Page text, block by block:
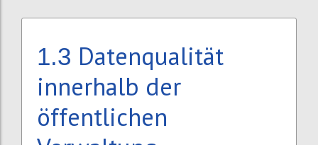
1.3 Datenqualität
innerhalb der
öffentlichen